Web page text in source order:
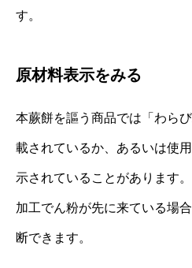
す。
原材料表示をみる
本蕨餅を謳う商品では「わら
載されているか、あるいは使
示されていることがあります
加工でん粉が先に来ている場
断できます。